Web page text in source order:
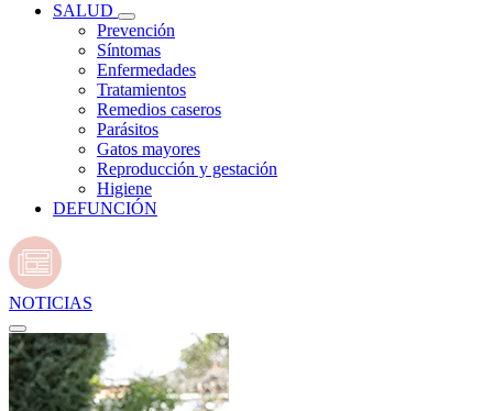
SALUD
Prevención
Síntomas
Enfermedades
Tratamientos
Remedios caseros
Parásitos
Gatos mayores
Reproducción y gestación
Higiene
DEFUNCIÓN
NOTICIAS